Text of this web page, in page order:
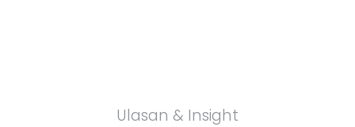
Ulasan & Insight